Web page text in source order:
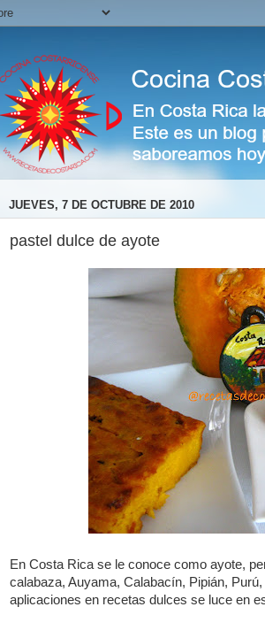
JUEVES, 7 DE OCTUBRE DE 2010
pastel dulce de ayote
En Costa Rica se le conoce como ayote,
calabaza, Auyama, Calabacín, Pipián,
aplicaciones en recetas dulces se luce en